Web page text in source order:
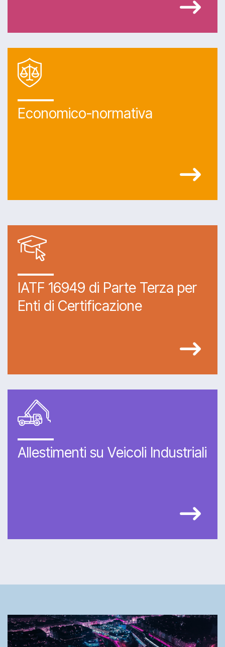
Economico-normativa
IATF 16949 di Parte Terza per
Enti di Certificazione
Allestimenti su Veicoli Industriali